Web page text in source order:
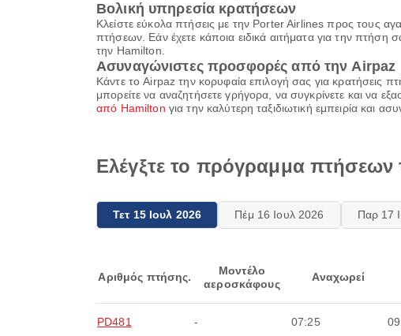
Βολική υπηρεσία κρατήσεων
Κλείστε εύκολα πτήσεις με την Porter Airlines προς τους
πτήσεων. Εάν έχετε κάποια ειδικά αιτήματα για την
την Hamilton.
Ασυναγώνιστες προσφορές από την Airpaz
Κάντε το Airpaz την κορυφαία επιλογή σας για κρατήσεις
μπορείτε να αναζητήσετε γρήγορα, να συγκρίνετε και να
από Hamilton για την καλύτερη ταξιδιωτική εμπειρία και
Ελέγξτε το πρόγραμμα
Τετ 15 Ιουλ 2026 Πέμ 16 Ιουλ 2026 Παρ 17
Αριθμός πτήσης.
Μοντέλο
αεροσκάφους
Αναχωρεί
PD481 - 07:25